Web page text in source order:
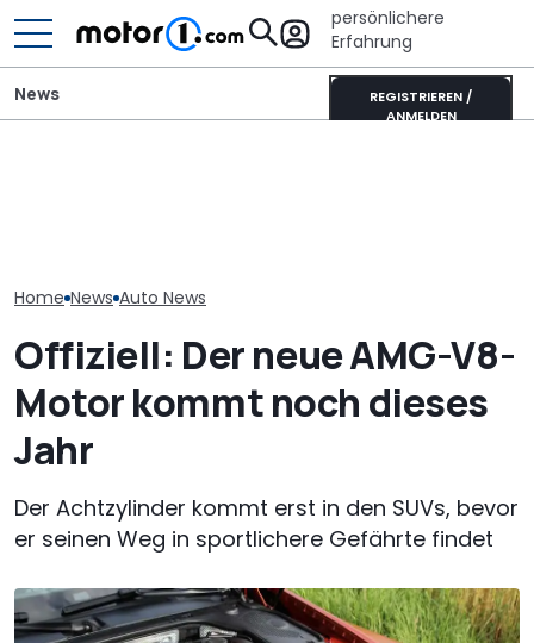
persönlichere
Erfahrung
REGISTRIEREN /
ANMELDEN
News
Home News Auto News
Offiziell: Der neue AMG-V8-
Motor kommt noch dieses
Jahr
Der Achtzylinder kommt erst in den SUVs, bevor
er seinen Weg in sportlichere Gefährte findet